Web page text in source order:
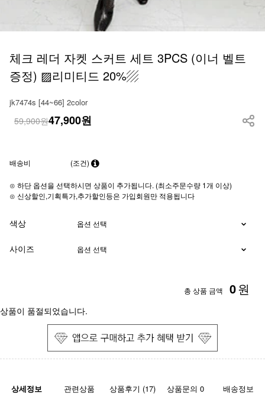
체크 레더 자켓 스커트 세트 3PCS (이너 벨트
증정) ▨리미티드 20%▨
jk7474s [44~66] 2color
59,900원47,900원
배송비 (조건)
⊙ 하단 옵션을 선택하시면 상품이 추가됩니다. (최소주문수량 1개 이상)
⊙ 신상할인,기획특가,추가할인등은 가입회원만 적용됩니다
색상
사이즈
총 상품 금액 0원
상품이 품절되었습니다.
상세정보 관련상품 상품후기 (17) 상품문의 0 배송정보